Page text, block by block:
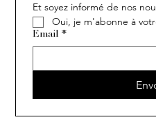
Et soyez informé de nos
Oui, je m'abonne à
Email *